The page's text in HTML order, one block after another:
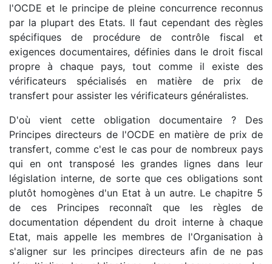
l'OCDE et le principe de pleine concurrence reconnus
par la plupart des Etats. Il faut cependant des règles
spécifiques de procédure de contrôle fiscal et
exigences documentaires, définies dans le droit fiscal
propre à chaque pays, tout comme il existe des
vérificateurs spécialisés en matière de prix de
transfert pour assister les vérificateurs généralistes.
D'où vient cette obligation documentaire ? Des
Principes directeurs de l'OCDE en matière de prix de
transfert, comme c'est le cas pour de nombreux pays
qui en ont transposé les grandes lignes dans leur
législation interne, de sorte que ces obligations sont
plutôt homogènes d'un Etat à un autre. Le chapitre 5
de ces Principes reconnaît que les règles de
documentation dépendent du droit interne à chaque
Etat, mais appelle les membres de l'Organisation à
s'aligner sur les principes directeurs afin de ne pas